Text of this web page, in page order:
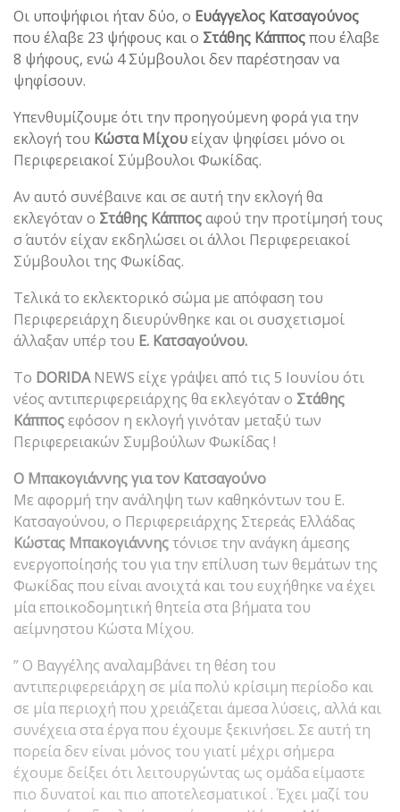
Οι υποψήφιοι ήταν δύο, ο Ευάγγελος Κατσαγούνος
που έλαβε 23 ψήφους και ο Στάθης Κάπποςπου έλαβε
8 ψήφους, ενώ 4 Σύμβουλοι δεν παρέστησαν να
ψηφίσουν.
Υπενθυμίζουμε ότι την προηγούμενη φορά για την
εκλογή του Κώστα Μίχουείχαν ψηφίσει μόνο οι
Περιφερειακοί Σύμβουλοι Φωκίδας.
Αν αυτό συνέβαινε και σε αυτή την εκλογή θα
εκλεγόταν ο Στάθης Κάπποςαφού την προτίμησή τους
σ΄ αυτόν είχαν εκδηλώσει οι άλλοι Περιφερειακοί
Σύμβουλοι της Φωκίδας.
Τελικά το εκλεκτορικό σώμα με απόφαση του
Περιφερειάρχη διευρύνθηκε και οι συσχετισμοί
άλλαξαν υπέρ του Ε. Κατσαγούνου.
Το DORIDANEWS είχε γράψει από τις 5 Ιουνίου ότι
νέος αντιπεριφερειάρχης θα εκλεγόταν ο Στάθης
Κάπποςεφ΄όσον η εκλογή γινόταν μεταξύ των
Περιφερειακών Συμβούλων Φωκίδας !
Ο Μπακογιάννης για τον Κατσαγούνο
Με αφορμή την ανάληψη των καθηκόντων του Ε.
Κατσαγούνου, ο Περιφερειάρχης Στερεάς Ελλάδας
Κώστας Μπακογιάννηςτόνισε την ανάγκη άμεσης
ενεργοποίησής του για την επίλυση των θεμάτων της
Φωκίδας που είναι ανοιχτά και του ευχήθηκε να έχει
μία εποικοδομητική θητεία στα βήματα του
αείμνηστου Κώστα Μίχου.
” Ο Βαγγέλης αναλαμβάνει τη θέση του
αντιπεριφερειάρχη σε μία πολύ κρίσιμη περίοδο και
σε μία περιοχή που χρειάζεται άμεσα λύσεις, αλλά και
συνέχεια στα έργα που έχουμε ξεκινήσει. Σε αυτή τη
πορεία δεν είναι μόνος του γιατί μέχρι σήμερα
έχουμε δείξει ότι λειτουργώντας ως ομάδα είμαστε
πιο δυνατοί και πιο αποτελεσματικοί . Έχει μαζί του